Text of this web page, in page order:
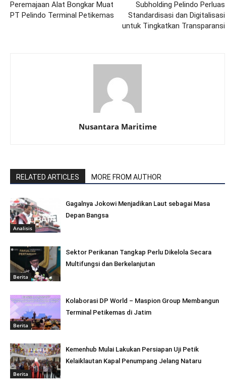
Peremajaan Alat Bongkar Muat
PT Pelindo Terminal Petikemas
Subholding Pelindo Perluas
Standardisasi dan Digitalisasi
untuk Tingkatkan Transparansi
Nusantara Maritime
RELATED ARTICLES MORE FROM AUTHOR
Analisis
Gagalnya Jokowi Menjadikan Laut sebagai Masa
Depan Bangsa
Berita
Sektor Perikanan Tangkap Perlu Dikelola Secara
Multifungsi dan Berkelanjutan
Berita
Kolaborasi DP World – Maspion Group Membangun
Terminal Petikemas di Jatim
Berita
Kemenhub Mulai Lakukan Persiapan Uji Petik
Kelaiklautan Kapal Penumpang Jelang Nataru